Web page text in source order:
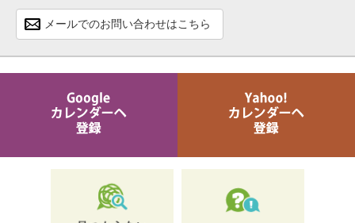
メールでのお問い合わせはこちら